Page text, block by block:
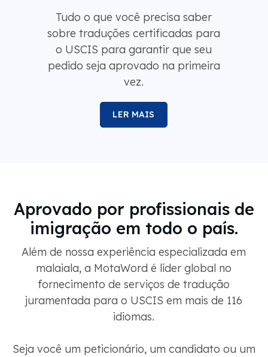
Tudo o que você precisa saber
sobre traduções certificadas para
o USCIS para garantir que seu
pedido seja aprovado na primeira
vez.
LER MAIS
Aprovado por profissionais de
imigração em todo o país.
Além de nossa experiência especializada em
malaiala, a MotaWord é líder global no
fornecimento de serviços de tradução
juramentada para o USCIS em mais de 116
idiomas.
Seja você um peticionário, um candidato ou um